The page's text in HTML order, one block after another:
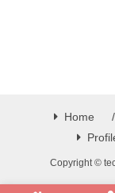
Home
Copyright ©